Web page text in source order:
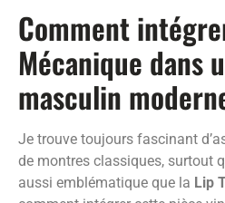
Comment
Mécanique dans
masculin
Je trouve toujours fascinant
de montres classiques, surtout
aussi emblématique que la Lip